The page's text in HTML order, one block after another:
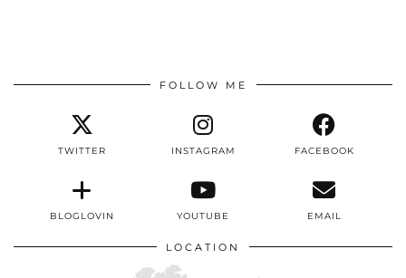
FOLLOW ME
TWITTER INSTAGRAM FACEBOOK
BLOGLOVIN YOUTUBE EMAIL
LOCATION